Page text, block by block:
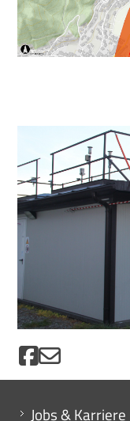
Mini menu di servizio
Jobs & Karriere